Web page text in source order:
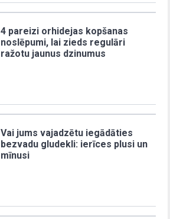
4 pareizi orhidejas kopšanas
noslēpumi, lai zieds regulāri
ražotu jaunus dzinumus
Vai jums vajadzētu iegādāties
bezvadu gludekli: ierīces plusi un
mīnusi